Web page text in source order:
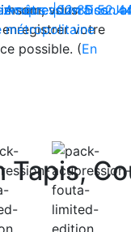
vous
votre
possible. (En
être | Livraison
métropolitaine
nous : 02 85 52
Acupression Dos
Tapis,